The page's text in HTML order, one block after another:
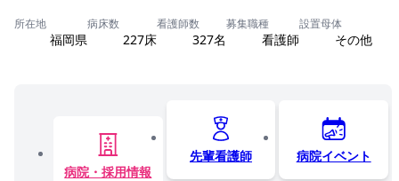
所在地
福岡県
病床数
227床
看護師数
327名
募集職種
看護師
設置母体
その他
病院・採用情報
先輩看護師 病院イベント